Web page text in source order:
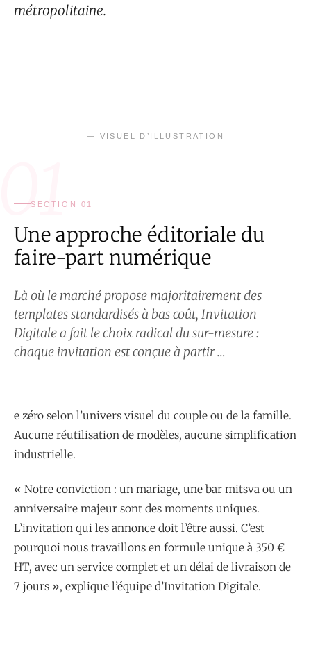
métropolitaine.
— VISUEL D’ILLUSTRATION
SECTION 01
Une approche éditoriale du
faire-part numérique
Là où le marché propose majoritairement des
templates standardisés à bas coût, Invitation
Digitale a fait le choix radical du sur-mesure :
chaque invitation est conçue à partir …
e zéro selon l’univers visuel du couple ou de la famille.
Aucune réutilisation de modèles, aucune simplification
industrielle.
« Notre conviction : un mariage, une bar mitsva ou un
anniversaire majeur sont des moments uniques.
L’invitation qui les annonce doit l’être aussi. C’est
pourquoi nous travaillons en formule unique à 350 €
HT, avec un service complet et un délai de livraison de
7 jours », explique l’équipe d’Invitation Digitale.